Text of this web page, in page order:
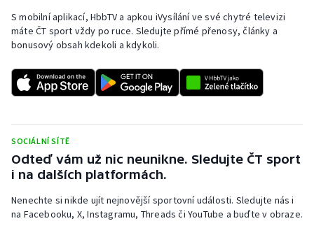
S mobilní aplikací, HbbTV a apkou iVysílání ve své chytré televizi
máte ČT sport vždy po ruce. Sledujte přímé přenosy, články a
bonusový obsah kdekoli a kdykoli.
SOCIÁLNÍ SÍTĚ
Odteď vám už nic neunikne. Sledujte ČT sport
i na dalších platformách.
Nenechte si nikde ujít nejnovější sportovní události. Sledujte nás i
na Facebooku, X, Instagramu, Threads či YouTube a buďte v obraze.